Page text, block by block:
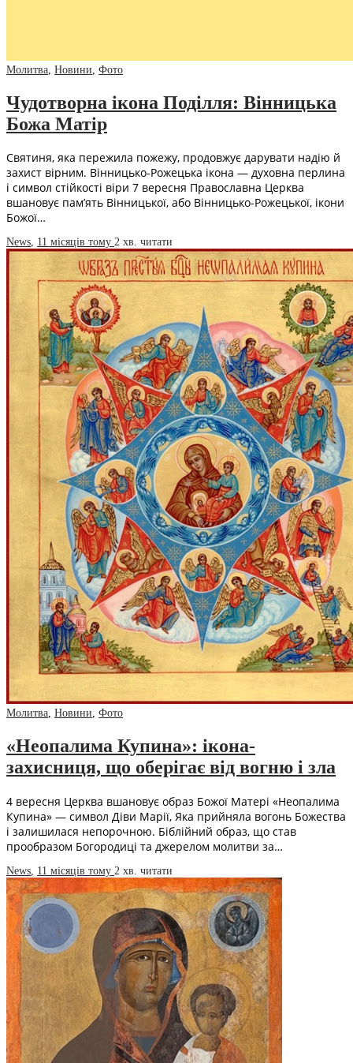
Молитва Новини Фото
Чудотворна ікона Поділля: Вінницька
Божа Матір
Святиня, яка пережила пожежу, продовжує дарувати надію й
захист вірним. Вінницько-Рожецька ікона — духовна перлина
і символ стійкості віри 7 вересня Православна Церква
вшановує пам’ять Вінницької, або Вінницько-Рожецької, ікони
Божої…
News, 11 місяців тому 2 хв. читати
Молитва, Новини, Фото
«Неопалима Купина»: ікона-
захисниця, що оберігає від вогню і зла
4 вересня Церква вшановує образ Божої Матері «Неопалима
Купина» — символ Діви Марії, Яка прийняла вогонь Божества
і залишилася непорочною. Біблійний образ, що став
прообразом Богородиці та джерелом молитви за…
News, 11 місяців тому 2 хв. читати